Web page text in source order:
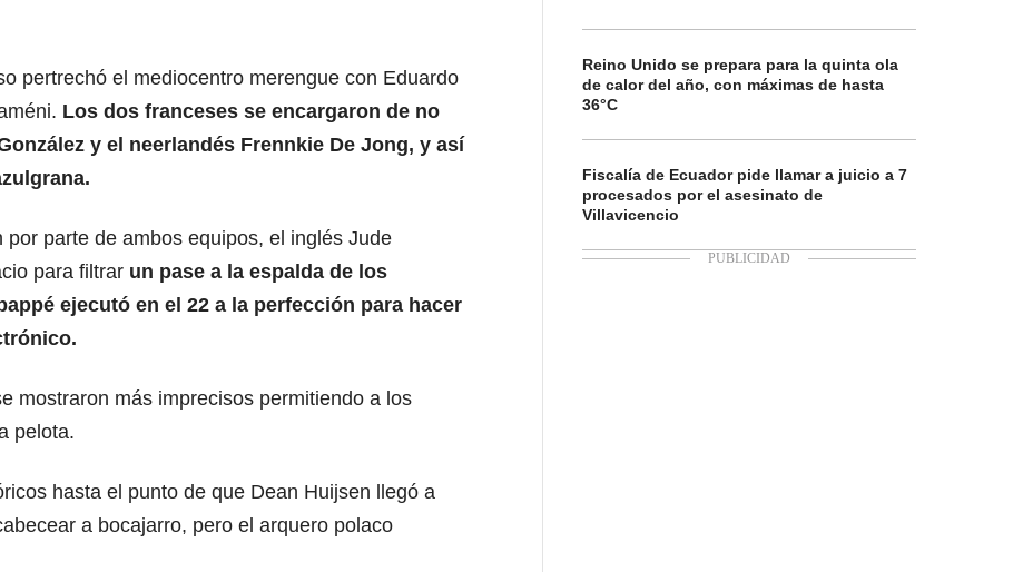
pertrechó el mediocentro merengue con Eduardo
Los dos franceses se encargaron de no
z y el neerlandés Frennkie De Jong, y así
parte de ambos equipos, el inglés Jude
para filtrar un pase a la espalda de los
ejecutó en el 22 a la perfección para hacer
mostraron más imprecisos permitiendo a los
pelota.
hasta el punto de que Dean Huijsen llegó a
a bocajarro, pero el arquero polaco
Reino Unido se prepara para la quinta ola
de calor del año, con máximas de hasta
36°C
Fiscalía de Ecuador pide llamar a juicio a 7
procesados por el asesinato de
Villavicencio